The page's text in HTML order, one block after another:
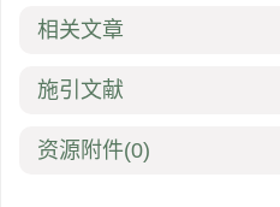
相关文章
施引文献
资源附件(0)